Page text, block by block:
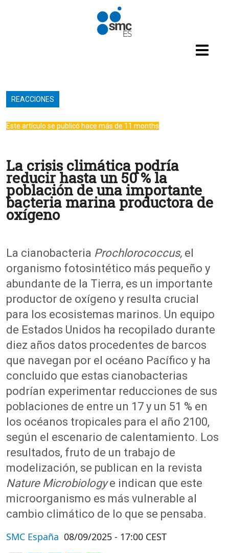
Pasar al contenido principal
REACCIONES
Este artículo se publicó hace más de 11 months
La crisis climática podría
reducir hasta un 50 % la
población de una importante
bacteria marina productora de
oxígeno
La cianobacteria Prochlorococcus, el
organismo fotosintético más pequeño y
abundante de la Tierra, es un importante
productor de oxígeno y resulta crucial
para los ecosistemas marinos. Un equipo
de Estados Unidos ha recopilado durante
diez años datos procedentes de barcos
que navegan por el océano Pacífico y ha
concluido que estas cianobacterias
podrían experimentar reducciones de sus
poblaciones de entre un 17 y un 51 % en
los océanos tropicales para el año 2100,
según el escenario de calentamiento. Los
resultados, fruto de un trabajo de
modelización, se publican en la revista
Nature Microbiology e indican que este
microorganismo es más vulnerable al
cambio climático de lo que se pensaba.
SMC España 08/09/2025 - 17:00 CEST